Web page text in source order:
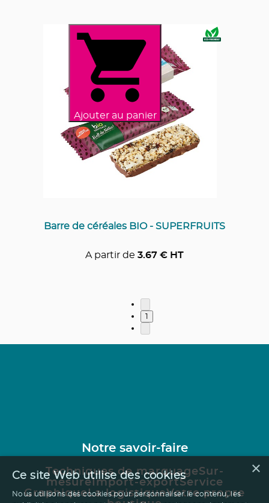
Ajouter au panier
Barre de céréales BIO - SUPERFRUITS
A partir de 3.67 € HT
1
Notre savoir-faire
Techniques de marquageSur-
mesureImport-exportService
GraphiqueLa logistiqueVotre propre
×
Ce site Web utilise des cookies
Nous utilisons des cookies pour personnaliser le contenu, les